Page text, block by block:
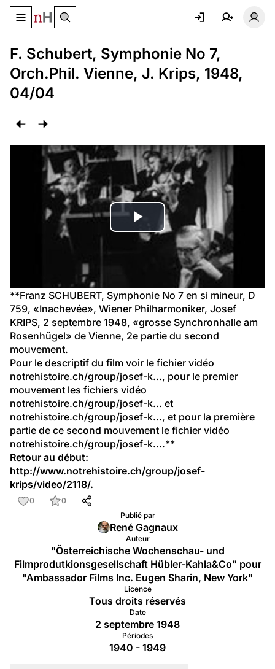
Basculer le menu de navigation
F. Schubert, Symphonie No 7,
Orch.Phil. Vienne, J. Krips, 1948,
04/04
Lire
vidéo
**Franz SCHUBERT, Symphonie No 7 en si mineur, D
759, «Inachevée», Wiener Philharmoniker, Josef
KRIPS, 2 septembre 1948, «grosse Synchronhalle am
Rosenhügel» de Vienne, 2e partie du second
mouvement.
Pour le descriptif du film voir le fichier vidéo
notrehistoire.ch/group/josef-k..., pour le premier
mouvement les fichiers vidéo
notrehistoire.ch/group/josef-k... et
notrehistoire.ch/group/josef-k..., et pour la première
partie de ce second mouvement le fichier vidéo
notrehistoire.ch/group/josef-k....**
Retour au début:
http://www.notrehistoire.ch/group/josef-
krips/video/2118/.
0
0
Publié par
René Gagnaux
Auteur
"Österreichische Wochenschau- und
Filmprodutkionsgesellschaft Hübler-Kahla&Co" pour
"Ambassador Films Inc. Eugen Sharin, New York"
Licence
Tous droits réservés
Date
2 septembre 1948
Périodes
1940 - 1949